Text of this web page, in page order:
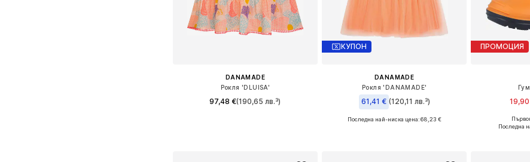
DANAMADE
Рокля 'DLUISA'
97,48 €(190,65 лв.³)
КУПОН
DANAMADE
Рокля 'DANAMADE'
61,41 € (120,11 лв.³)
Предлага се в много размери
Последна най-ниска цена:68,23 €
ПРОМОЦИЯ
Предлага
Последна